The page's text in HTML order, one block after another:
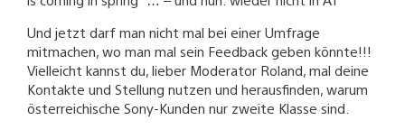
Und jetzt darf man nicht mal bei einer Umfrage
mitmachen, wo man mal sein Feedback geben könnte!!!
Vielleicht kannst du, lieber Moderator Roland, mal deine
Kontakte und Stellung nutzen und herausfinden, warum
österreichische Sony-Kunden nur zweite Klasse sind.